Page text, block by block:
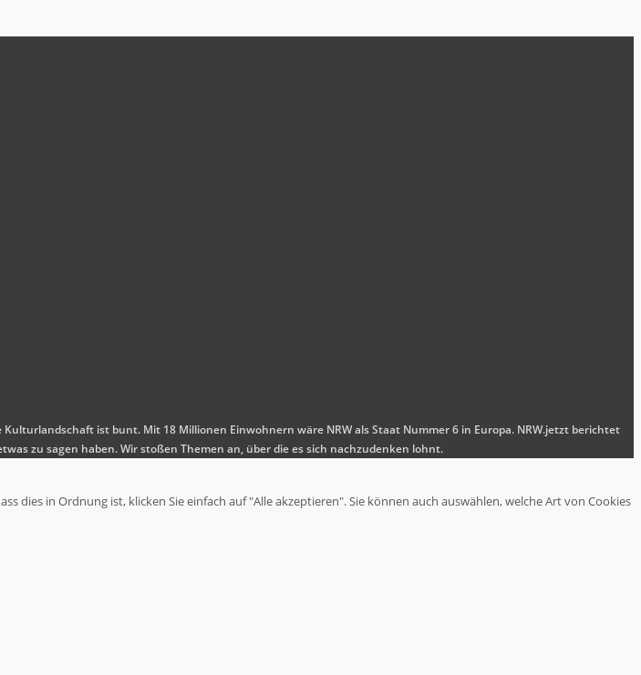
ist bunt. Mit 18 Millionen Einwohnern wäre NRW als Staat Nummer 6 in Europa. NRW.jetzt berichtet
zu sagen haben. Wir stoßen Themen an, über die es sich nachzudenken lohnt.
dies in Ordnung ist, klicken Sie einfach auf "Alle akzeptieren". Sie können auch auswählen, welche Art von Cookies